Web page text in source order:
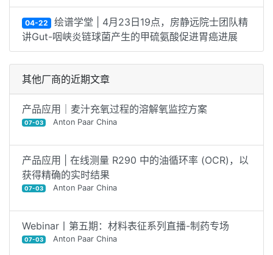
04-22 绘谱学堂 | 4月23日19点，房静远院士团队精
讲Gut-咽峡炎链球菌产生的甲硫氨酸促进胃癌进展
其他厂商的近期文章
产品应用｜麦汁充氧过程的溶解氧监控方案
07-03 Anton Paar China
产品应用 | 在线测量 R290 中的油循环率 (OCR)，以
获得精确的实时结果
07-03 Anton Paar China
Webinar丨第五期：材料表征系列直播-制药专场
07-03 Anton Paar China